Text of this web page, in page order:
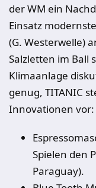
der WM ein
Einsatz
(G. Westerwelle)
Salzletten im Ball
Klimaanlage
genug, TITANIC
Innovationen vor:
Spielen den
Paraguay).